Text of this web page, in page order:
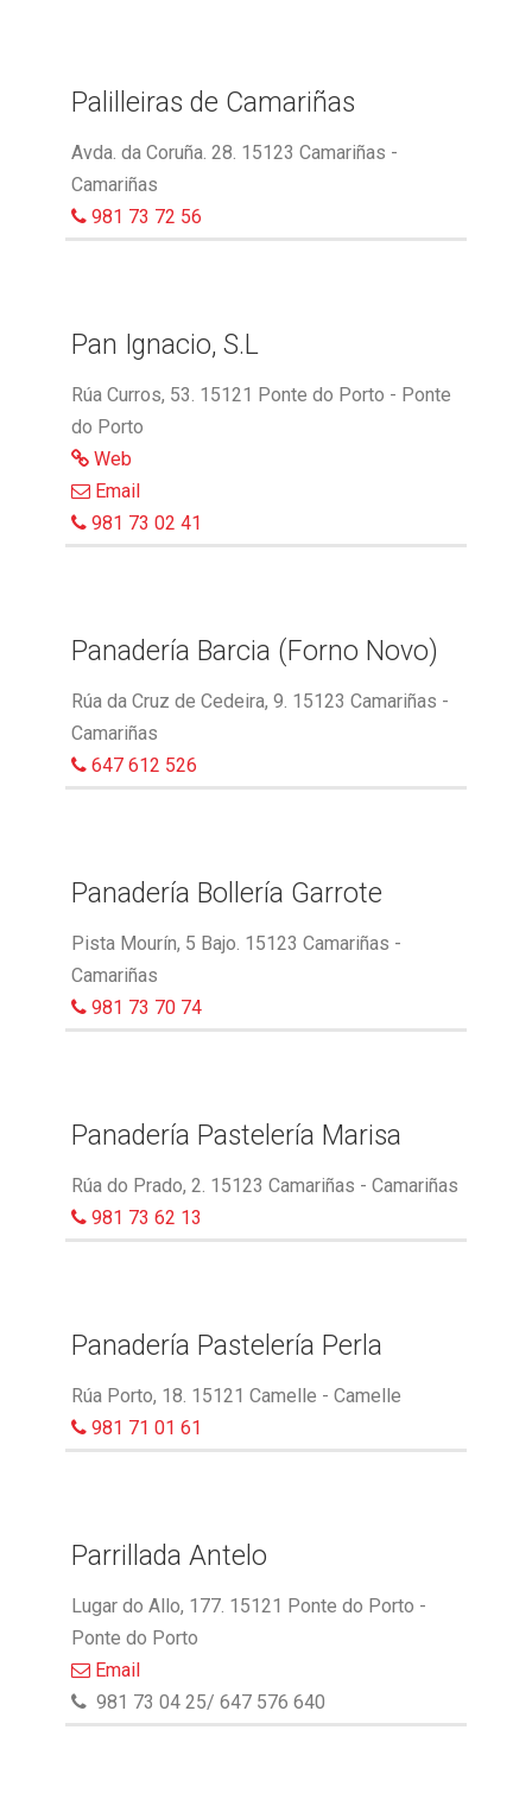
Palilleiras de Camariñas
Avda. da Coruña. 28. 15123 Camariñas -
Camariñas
981 73 72 56
Pan Ignacio, S.L
Rúa Curros, 53. 15121 Ponte do Porto - Ponte
do Porto
Web
Email
981 73 02 41
Panadería Barcia (Forno Novo)
Rúa da Cruz de Cedeira, 9. 15123 Camariñas -
Camariñas
647 612 526
Panadería Bollería Garrote
Pista Mourín, 5 Bajo. 15123 Camariñas -
Camariñas
981 73 70 74
Panadería Pastelería Marisa
Rúa do Prado, 2. 15123 Camariñas - Camariñas
981 73 62 13
Panadería Pastelería Perla
Rúa Porto, 18. 15121 Camelle - Camelle
981 71 01 61
Parrillada Antelo
Lugar do Allo, 177. 15121 Ponte do Porto -
Ponte do Porto
Email
981 73 04 25/ 647 576 640